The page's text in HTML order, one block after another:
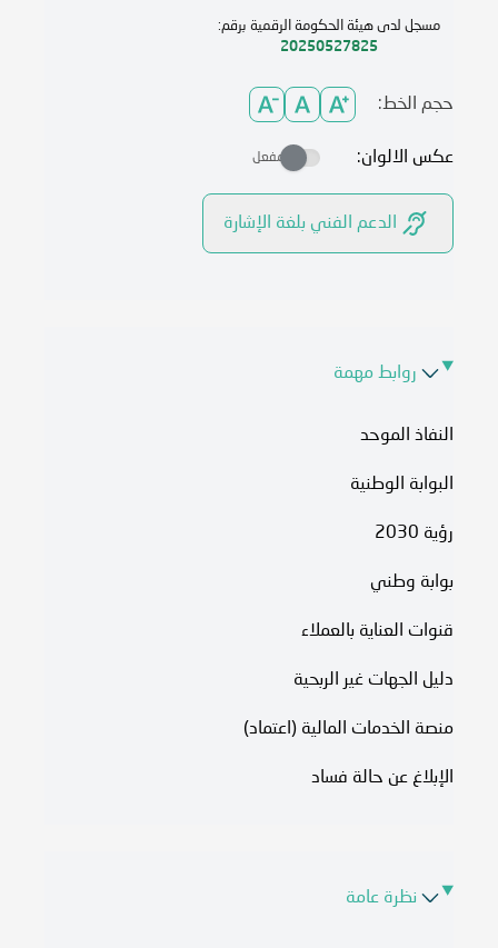
مسجل لدى هيئة الحكومة الرقمية برقم:
20250527825
حجم الخط:
عكس الالوان: مفعل
الدعم الفني بلغة الإشارة
روابط مهمة
النفاذ الموحد
البوابة الوطنية
رؤية 2030
بوابة وطني
قنوات العناية بالعملاء
دليل الجهات غير الربحية
منصة الخدمات المالية (اعتماد)
الإبلاغ عن حالة فساد
نظرة عامة